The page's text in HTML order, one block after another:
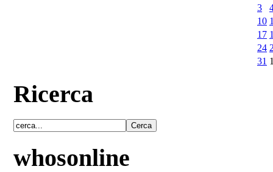
3
10
17
24
31
Ricerca
whosonline